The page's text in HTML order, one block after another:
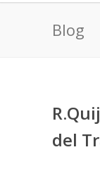
Blog
del